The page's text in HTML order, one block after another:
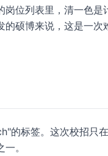
岗位列表里，清一色是
的硕博来说，这是一次
的标签。这次校招只
。